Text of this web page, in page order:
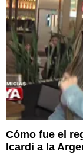
Cómo fue el
Icardi a la